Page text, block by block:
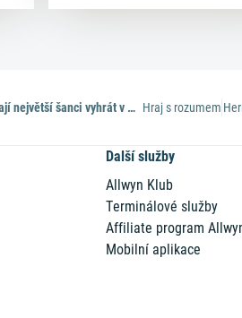
Štěstí podle zvěrokruhu. Jaká znamení mají největší šanci vyhrát v loterii? Hraj s rozumem
Další služby
Allwyn Klub
Terminálové služby
Affiliate program
Mobilní aplikace